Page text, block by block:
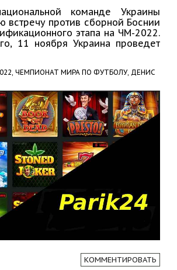
команде Украины
встречу против сборной Боснии
этапа на ЧМ-2022.
11 ноября Украина проведет
ЧЕМПИОНАТ МИРА ПО ФУТБОЛУ, ДЕНИС
КОММЕНТИРОВАТЬ